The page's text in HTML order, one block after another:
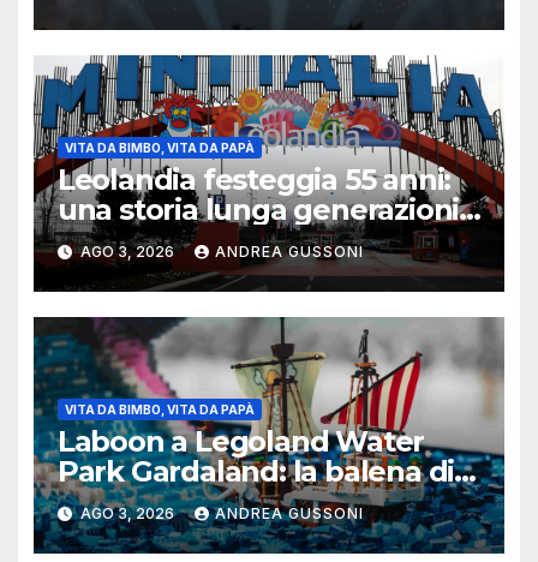
VITA DA BIMBO, VITA DA PAPÀ
Leolandia festeggia 55 anni:
una storia lunga generazioni
tra ricordi, innovazione e
nuovi investimenti
AGO 3, 2026 ANDREA GUSSONI
VITA DA BIMBO, VITA DA PAPÀ
Laboon a Legoland Water
Park Gardaland: la balena di
One Piece arriva in formato
Lego
AGO 3, 2026 ANDREA GUSSONI